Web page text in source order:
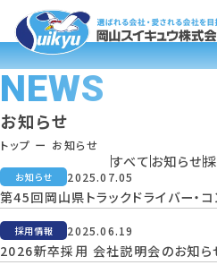
NEWS
お知らせ
トップ ー お知らせ
すべてお知らせ
お知らせ 2025.07.05
第45回岡山県トラックドライバー・コ
採用情報 2025.06.19
2026新卒採用 会社説明会のお知らせ